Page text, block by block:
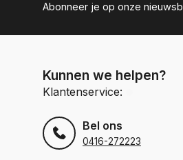
Abonneer je op onze
Kunnen we helpen?
Klantenservice:
Bel ons
0416-272223